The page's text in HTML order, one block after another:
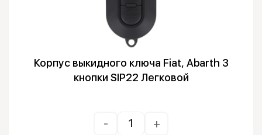
Корпус выкидного ключа Fiat, Abarth 3
кнопки SIP22 Легковой
- +